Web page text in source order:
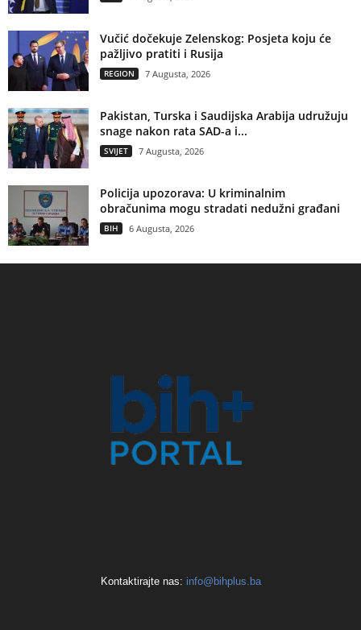
Vučić dočekuje Zelenskog: Posjeta koju će
pažljivo pratiti i Rusija
REGION 7 Augusta, 2026
Pakistan, Turska i Saudijska Arabija udružuju
snage nakon rata SAD-a i...
SVIJET 7 Augusta, 2026
Policija upozorava: U kriminalnim
obračunima mogu stradati nedužni građani
BIH 6 Augusta, 2026
Kontaktirajte nas: info@bihplus.ba